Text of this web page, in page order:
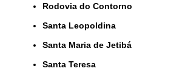
Rodovia do Contorno
Santa Leopoldina
Santa Maria de Jetibá
Santa Teresa